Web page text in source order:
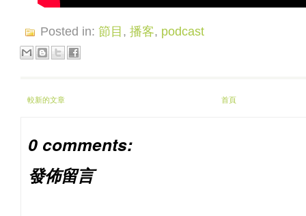
Posted in: 節目, 播客, podcast
較新的文章 首頁
0 comments:
發佈留言